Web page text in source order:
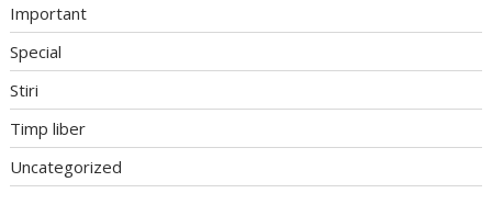
Important
Special
Stiri
Timp liber
Uncategorized